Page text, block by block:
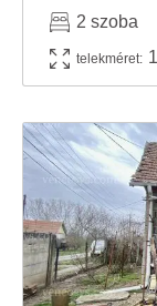
2 szoba
telekméret: